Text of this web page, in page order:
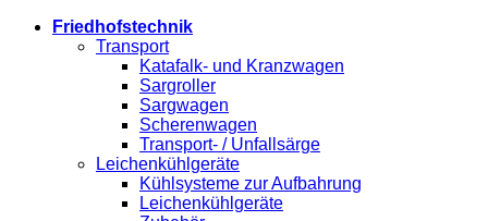
Friedhofstechnik
Transport
Katafalk- und Kranzwagen
Sargroller
Sargwagen
Scherenwagen
Transport- / Unfallsärge
Leichenkühlgeräte
Kühlsysteme zur Aufbahrung
Leichenkühlgeräte